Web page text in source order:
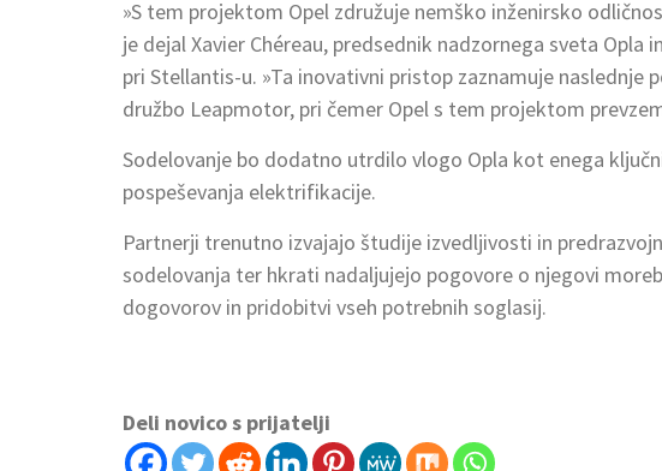
»S tem projektom Opel združuje nemško inženirsko
je dejal Xavier Chéreau, predsednik nadzornega sveta
pri Stellantis-u. »Ta inovativni pristop zaznamuje naslednje
družbo Leapmotor, pri čemer Opel s tem projektom
Sodelovanje bo dodatno utrdilo vlogo Opla kot enega
pospeševanja elektrifikacije.
Partnerji trenutno izvajajo študije izvedljivosti in
sodelovanja ter hkrati nadaljujejo pogovore o njegovi
dogovorov in pridobitvi vseh potrebnih soglasij.
Deli novico s prijatelji